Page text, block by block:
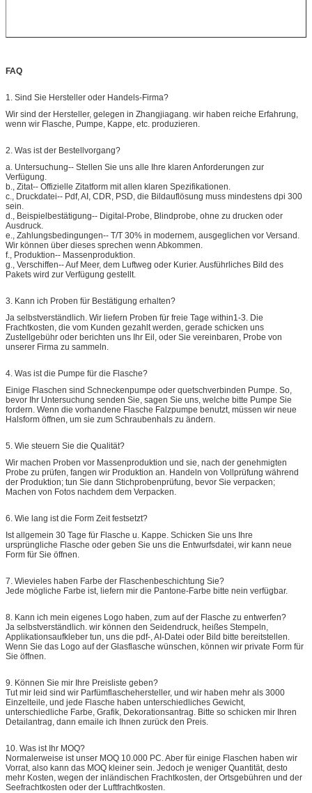
FAQ
1. Sind Sie Hersteller oder Handels-Firma?
Wir sind der Hersteller, gelegen in Zhangjiagang. wir haben reiche Erfahrung,
wenn wir Flasche, Pumpe, Kappe, etc. produzieren.
2. Was ist der Bestellvorgang?
a. Untersuchung-- Stellen Sie uns alle Ihre klaren Anforderungen zur
Verfügung.
b., Zitat-- Offizielle Zitatform mit allen klaren Spezifikationen.
c., Druckdatei-- Pdf, AI, CDR, PSD, die Bildauflösung muss mindestens dpi 300
sein.
d., Beispielbestätigung-- Digital-Probe, Blindprobe, ohne zu drucken oder
Ausdruck.
e., Zahlungsbedingungen-- T/T 30% in modernem, ausgeglichen vor Versand.
Wir können über dieses sprechen wenn Abkommen.
f., Produktion-- Massenproduktion.
g., Verschiffen-- Auf Meer, dem Luftweg oder Kurier. Ausführliches Bild des
Pakets wird zur Verfügung gestellt.
3. Kann ich Proben für Bestätigung erhalten?
Ja selbstverständlich. Wir liefern Proben für freie Tage within1-3. Die
Frachtkosten, die vom Kunden gezahlt werden, gerade schicken uns
Zustellgebühr oder berichten uns Ihr Eil, oder Sie vereinbaren, Probe von
unserer Firma zu sammeln.
4. Was ist die Pumpe für die Flasche?
Einige Flaschen sind Schneckenpumpe oder quetschverbinden Pumpe. So,
bevor Ihr Untersuchung senden Sie, sagen Sie uns, welche bitte Pumpe Sie
fordern. Wenn die vorhandene Flasche Falzpumpe benutzt, müssen wir neue
Halsform öffnen, um sie zum Schraubenhals zu ändern.
5. Wie steuern Sie die Qualität?
Wir machen Proben vor Massenproduktion und sie, nach der genehmigten
Probe zu prüfen, fangen wir Produktion an. Handeln von Vollprüfung während
der Produktion; tun Sie dann Stichprobenprüfung, bevor Sie verpacken;
Machen von Fotos nachdem dem Verpacken.
6. Wie lang ist die Form Zeit festsetzt?
Ist allgemein 30 Tage für Flasche u. Kappe. Schicken Sie uns Ihre
ursprüngliche Flasche oder geben Sie uns die Entwurfsdatei, wir kann neue
Form für Sie öffnen.
7. Wievieles haben Farbe der Flaschenbeschichtung Sie?
Jede mögliche Farbe ist, liefern mir die Pantone-Farbe bitte nein verfügbar.
8. Kann ich mein eigenes Logo haben, zum auf der Flasche zu entwerfen?
Ja selbstverständlich. wir können den Seidendruck, heißes Stempeln,
Applikationsaufkleber tun, uns die pdf-, AI-Datei oder Bild bitte bereitstellen.
Wenn Sie das Logo auf der Glasflasche wünschen, können wir private Form für
Sie öffnen.
9. Können Sie mir Ihre Preisliste geben?
Tut mir leid sind wir Parfümflaschehersteller, und wir haben mehr als 3000
Einzelteile, und jede Flasche haben unterschiedliches Gewicht,
unterschiedliche Farbe, Grafik, Dekorationsantrag. Bitte so schicken mir Ihren
Detailantrag, dann emaile ich Ihnen zurück den Preis.
10. Was ist Ihr MOQ?
Normalerweise ist unser MOQ 10.000 PC. Aber für einige Flaschen haben wir
Vorrat, also kann das MOQ kleiner sein. Jedoch je weniger Quantität, desto
mehr Kosten, wegen der inländischen Frachtkosten, der Ortsgebühren und der
Seefrachtkosten oder der Luftfrachtkosten.